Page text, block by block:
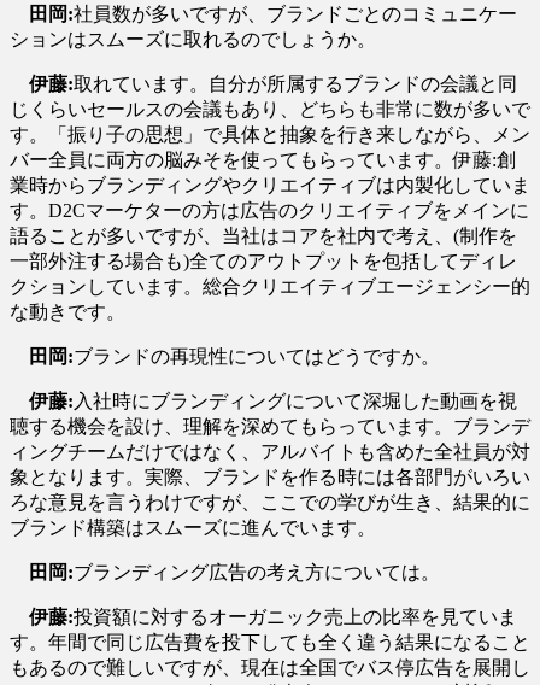
田岡:社員数が多いですが、ブランドごとのコミュニケー
ションはスムーズに取れるのでしょうか。
伊藤:取れています。自分が所属するブランドの会議と同
じくらいセールスの会議もあり、どちらも非常に数が多いで
す。「振り子の思想」で具体と抽象を行き来しながら、メン
バー全員に両方の脳みそを使ってもらっています。伊藤:創
業時からブランディングやクリエイティブは内製化していま
す。D2Cマーケターの方は広告のクリエイティブをメインに
語ることが多いですが、当社はコアを社内で考え、(制作を
一部外注する場合も)全てのアウトプットを包括してディレ
クションしています。総合クリエイティブエージェンシー的
な動きです。
田岡:ブランドの再現性についてはどうですか。
伊藤: 入社時にブランディングについて深堀した動画を視
聴する機会を設け、理解を深めてもらっています。ブランデ
ィングチームだけではなく、アルバイトも含めた全社員が対
象となります。実際、ブランドを作る時には各部門がいろい
ろな意見を言うわけですが、ここでの学びが生き、結果的に
ブランド構築はスムーズに進んでいます。
田岡:ブランディング広告の考え方については。
伊藤:投資額に対するオーガニック売上の比率を見ていま
す。年間で同じ広告費を投下しても全く違う結果になること
もあるので難しいですが、現在は全国でバス停広告を展開し